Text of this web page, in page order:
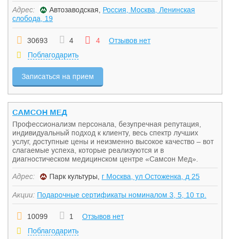
Адрес: Автозаводская, Россия, Москва, Ленинская
слобода, 19
30693 4 4
Отзывов нет
Поблагодарить
Записаться на прием
САМСОН МЕД
Профессионализм персонала, безупречная репутация,
индивидуальный подход к клиенту, весь спектр лучших
услуг, доступные цены и неизменно высокое качество – вот
слагаемые успеха, которые реализуются и в
диагностическом медицинском центре «Самсон Мед».
Адрес: Парк культуры, г Москва, ул Остоженка, д 25
Акции: Подарочные сертификаты номиналом 3, 5, 10 т.р.
10099 1
Отзывов нет
Поблагодарить